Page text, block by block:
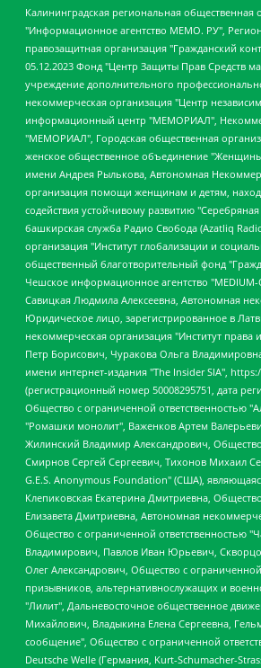
Калининградская региональная общественная организация "Экозащита!-Женсовет", Фонд содействия защите прав и свобод граждан "Общественный вердикт", Фонд "Институт Развития Свободы Информации", Частное учреждение "Информационное агентство МЕМО. РУ", Региональная общественная организация "Общественная комиссия по сохранению наследия академика Сахарова", Фонд поддержки свободы прессы, Санкт-Петербургская общественная правозащитная организация "Гражданский контроль", Межрегиональная общественная организация "Информационно-просветительский центр "Мемориал", Региональный Фонд "Центр Защиты Прав Средств Массовой Информации", с 05.12.2023 Фонд "Центр Защиты Прав Средств массовой информации", Региональная общественная благотворительная организация помощи беженцам и мигрантам "Гражданское содействие", Негосударственное образовательное учреждение дополнительного профессионального образования (повышение квалификации) специалистов "АКАДЕМИЯ ПО ПРАВАМ ЧЕЛОВЕКА", Свердловская региональная общественная организация "Сутяжник", Автономная некоммерческая организация "Центр независимых социологических исследований", Союз общественных объединений "Российский исследовательский центр по правам человека", Региональное общественное учреждение научно-информационный центр "МЕМОРИАЛ", Некоммерческая организация "Фонд защиты гласности", Автономная некоммерческая организация "Институт прав человека", Городская общественная организация "Екатеринбургское общество "МЕМОРИАЛ", Городская общественная организация "Рязанское историко-просветительское и правозащитное общество "Мемориал" (Рязанский Мемориал), Челябинский региональный орган общественной самодеятельности – женское общественное объединение "Женщины Евразии", Челябинский региональный орган общественной самодеятельности "Уральская правозащитная группа", Фонд содействия защите здоровья и социальной справедливости имени Андрея Рылькова, Автономная Некоммерческая Организация "Аналитический Центр Юрия Левады", Автономная некоммерческая организация